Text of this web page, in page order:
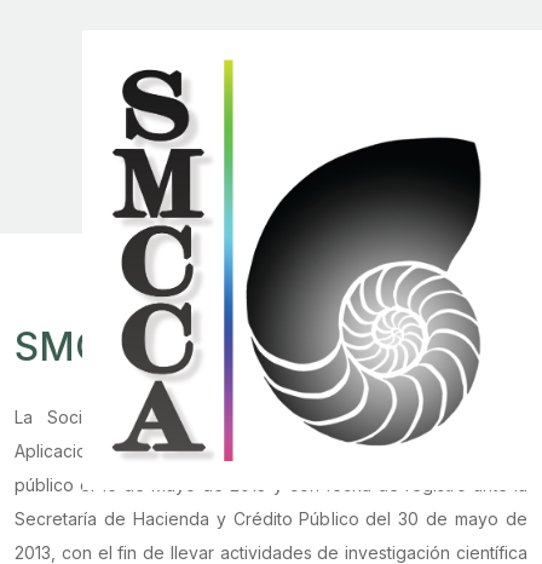
SMCCA
La Sociedad Mexicana de Computación Científica y sus
Aplicaciones es una asociación civil constituida ante notario
público el 16 de Mayo de 2013 y con fecha de registro ante la
Secretaría de Hacienda y Crédito Público del 30 de mayo de
2013, con el fin de llevar actividades de investigación científica